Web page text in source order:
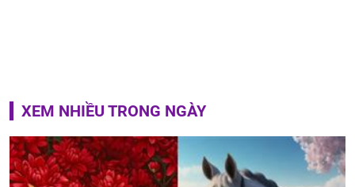
XEM NHIỀU TRONG NGÀY